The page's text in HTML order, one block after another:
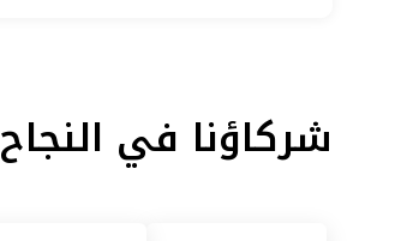
شركاؤنا في النجاح